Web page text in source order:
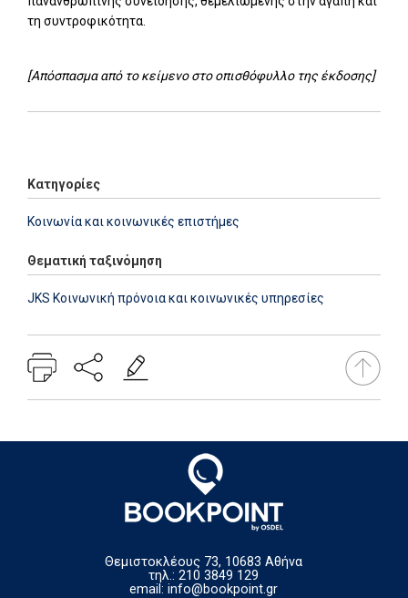
τη συντροφικότητα.
[Απόσπασμα από το κείμενο στο οπισθόφυλλο της έκδοσης]
Κατηγορίες
Κοινωνία και κοινωνικές επιστήμες
Θεματική ταξινόμηση
JKS Κοινωνική πρόνοια και κοινωνικές υπηρεσίες
Θεμιστοκλέους 73, 10683 Αθήνα
τηλ.: 210 3849 129
email:info@bookpoint.gr